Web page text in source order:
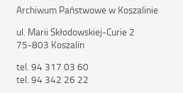
Archiwum Państwowe w Koszalinie
ul. Marii Skłodowskiej-Curie 2
75-803 Koszalin
tel. 94 317 03 60
tel. 94 342 26 22